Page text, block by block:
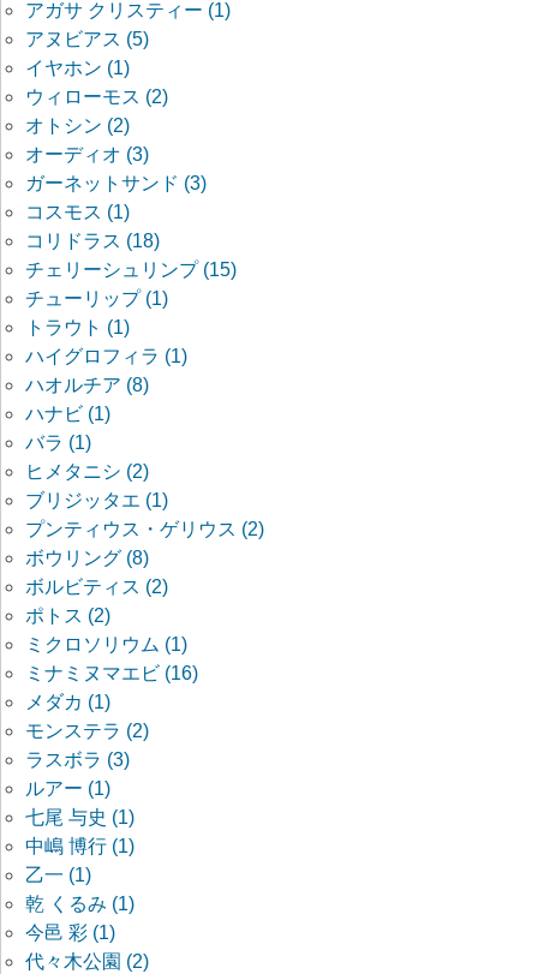
アガサ クリスティー (1)
アヌビアス (5)
イヤホン (1)
ウィローモス (2)
オトシン (2)
オーディオ (3)
ガーネットサンド (3)
コスモス (1)
コリドラス (18)
チェリーシュリンプ (15)
チューリップ (1)
トラウト (1)
ハイグロフィラ (1)
ハオルチア (8)
ハナビ (1)
バラ (1)
ヒメタニシ (2)
ブリジッタエ (1)
プンティウス・ゲリウス (2)
ボウリング (8)
ボルビティス (2)
ポトス (2)
ミクロソリウム (1)
ミナミヌマエビ (16)
メダカ (1)
モンステラ (2)
ラスボラ (3)
ルアー (1)
七尾 与史 (1)
中嶋 博行 (1)
乙一 (1)
乾 くるみ (1)
今邑 彩 (1)
代々木公園 (2)